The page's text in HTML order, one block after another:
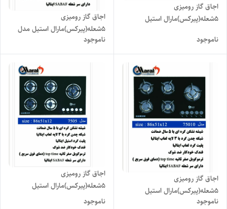
اجاق گاز رومیزی
۵شعله(پیرکس)مارال استیل
ناموجود
اجاق گاز رومیزی
۵شعله(پیرکس)مارال استیل مدل
۷۵۰۱۰
ناموجود
اجاق گاز رومیزی
۵شعله(پیرکس)مارال استیل
مدل۷۵۰۱۰
ناموجود
اجاق گاز رومیزی
۵شعله(پیرکس)مارال استیل
مدل۷۵۰۵
ناموجود